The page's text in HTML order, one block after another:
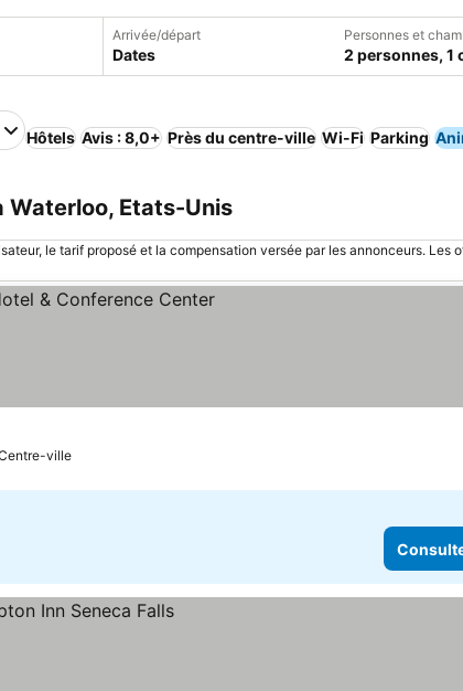
Arrivée/départ
Dates
Personnes et
2 personnes, 1
Hôtels Avis : 8,0+ Près du centre-ville Wi-Fi Parking
Waterloo, Etats-Unis
le tarif proposé et la compensation versée par les annonceurs. Les
ville